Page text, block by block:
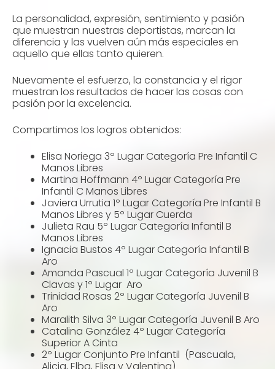
La personalidad, expresión, sentimiento y pasión
que muestran nuestras deportistas, marcan la
diferencia y las vuelven aún más especiales en
aquello que ellas tanto quieren.
Nuevamente el esfuerzo, la constancia y el rigor
muestran los resultados de hacer las cosas con
pasión por la excelencia.
Compartimos los logros obtenidos:
Elisa Noriega 3º Lugar Categoría Pre Infantil C
Manos Libres
Martina Hoffmann 4º Lugar Categoría Pre
Infantil C Manos Libres
Javiera Urrutia 1º Lugar Categoría Pre Infantil B
Manos Libres y 5º Lugar Cuerda
Julieta Rau 5º Lugar Categoría Infantil B
Manos Libres
Ignacia Bustos 4º Lugar Categoría Infantil B
Aro
Amanda Pascual 1º Lugar Categoría Juvenil B
Clavas y 1º Lugar Aro
Trinidad Rosas 2º Lugar Categoría Juvenil B
Aro
Maralith Silva 3º Lugar Categoría Juvenil B Aro
Catalina González 4º Lugar Categoría
Superior A Cinta
2º Lugar Conjunto Pre Infantil (Pascuala,